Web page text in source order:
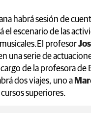
habrá sesión de
el escenario de las
profesor
una serie de
cargo de la profesora
dos viajes, uno a
superiores.